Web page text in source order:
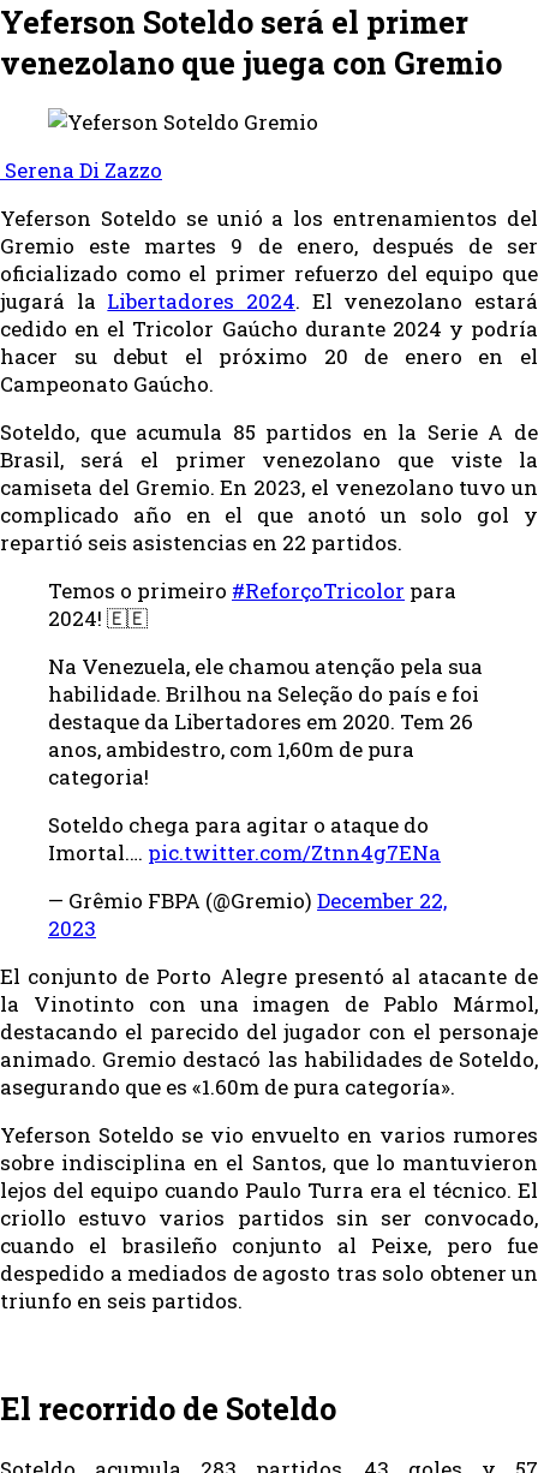
Yeferson Soteldo será el primer
venezolano que juega con Gremio
Serena Di Zazzo
Yeferson Soteldo se unió a los entrenamientos del
Gremio este martes 9 de enero, después de ser
oficializado como el primer refuerzo del equipo que
jugará la Libertadores 2024. El venezolano estará
cedido en el Tricolor Gaúcho​ durante 2024 y podría
hacer su debut el próximo 20 de enero en el
Campeonato Gaúcho.
Soteldo, que acumula 85 partidos en la Serie A de
Brasil, será el primer venezolano que viste la
camiseta del Gremio. En 2023, el venezolano tuvo un
complicado año en el que anotó un solo gol y
repartió seis asistencias en 22 partidos.
Temos o primeiro #ReforçoTricolor para
2024! 🇪🇪
Na Venezuela, ele chamou atenção pela sua
habilidade. Brilhou na Seleção do país e foi
destaque da Libertadores em 2020. Tem 26
anos, ambidestro, com 1,60m de pura
categoria!
Soteldo chega para agitar o ataque do
Imortal.… pic.twitter.com/Ztnn4g7ENa
— Grêmio FBPA (@Gremio) December 22,
2023
El conjunto de Porto Alegre presentó al atacante de
la Vinotinto con una imagen de Pablo Mármol,
destacando el parecido del jugador con el personaje
animado. Gremio destacó las habilidades de Soteldo,
asegurando que es «1.60m de pura categoría».
Yeferson Soteldo se vio envuelto en varios rumores
sobre indisciplina en el Santos, que lo mantuvieron
lejos del equipo cuando Paulo Turra era el técnico. El
criollo estuvo varios partidos sin ser convocado,
cuando el brasileño conjunto al Peixe, pero fue
despedido a mediados de agosto tras solo obtener un
triunfo en seis partidos.
El recorrido de Soteldo